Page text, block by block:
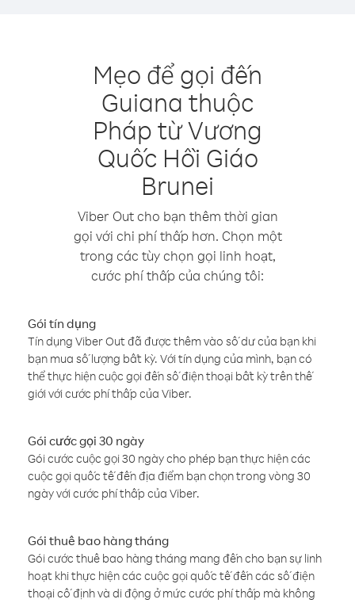
Mẹo để gọi đến
Guiana thuộc
Pháp từ Vương
Quốc Hồi Giáo
Brunei
Viber Out cho bạn thêm thời gian
gọi với chi phí thấp hơn. Chọn một
trong các tùy chọn gọi linh hoạt,
cước phí thấp của chúng tôi:
Gói tín dụng
Tín dụng Viber Out đã được thêm vào số dư của bạn khi
bạn mua số lượng bất kỳ. Với tín dụng của mình, bạn có
thể thực hiện cuộc gọi đến số điện thoại bất kỳ trên thế
giới với cước phí thấp của Viber.
Gói cước gọi 30 ngày
Gói cước cuộc gọi 30 ngày cho phép bạn thực hiện các
cuộc gọi quốc tế đến địa điểm bạn chọn trong vòng 30
ngày với cước phí thấp của Viber.
Gói thuê bao hàng tháng
Gói cước thuê bao hàng tháng mang đến cho bạn sự linh
hoạt khi thực hiện các cuộc gọi quốc tế đến các số điện
thoại cố định và di động ở mức cước phí thấp mà không